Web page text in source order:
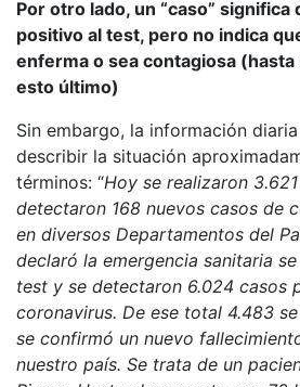
Por otro lado, un “caso”
positivo al test, pero no indica
enferma o sea contagiosa (hasta
esto último)
Sin embargo, la información
describir la situación
términos: “Hoy se realizaron
detectaron 168 nuevos casos de
en diversos Departamentos del
declaró la emergencia sanitaria
test y se detectaron 6.024 casos
coronavirus. De ese total 4.483
se confirmó un nuevo
nuestro país. Se trata de un